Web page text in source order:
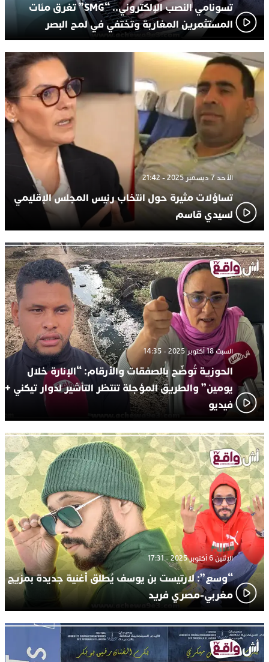
تسونامي النصب الإلكتروني.. “SMG” تغرق مئات
المستثمرين المغاربة وتختفي في لمح البصر
الأحد 7 ديسمبر 2025 - 21:42
تساؤلات مثيرة حول انتخاب رئيس المجلس الإقليمي
لسيدي قاسم
السبت 18 أكتوبر 2025 - 14:35
الحوزية تُوضّح بالصفقات والأرقام: “الإنارة خلال
يومين” والطريق المؤجلة تنتظر التأشير لدوار تيكني +
فيديو
الإثنين 6 أكتوبر 2025 - 17:31
“وسع”: لارتيست بن يوسف يُطلق أغنية جديدة بمزيج
مغربي-مصري فريد